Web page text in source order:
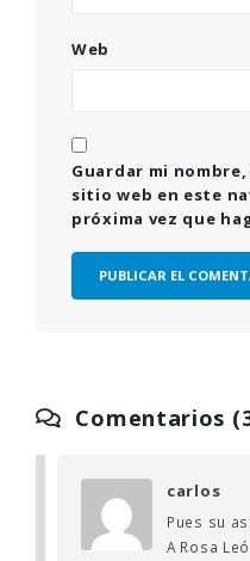
Web
Guardar mi
sitio web en este
próxima vez que
Comentarios
carlos
Pues su
A Rosa